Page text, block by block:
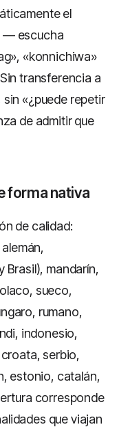
el
— escucha
«konnichiwa»
transferencia a
«¿puede repetir
de admitir que
forma nativa
de calidad:
Brasil), mandarín,
sueco,
rumano,
indonesio,
serbio,
estonio, catalán,
corresponde
que viajan